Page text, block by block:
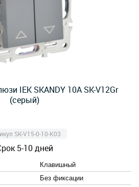
IEK SKANDY 10А SK-V12Gr
(серый)
SK-V15-0-10-K03
5-10 дней
Клавишный
Без фиксации